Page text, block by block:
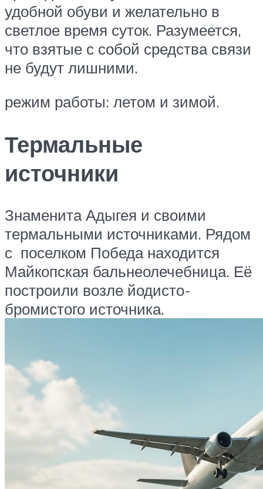
удобной обуви и желательно в
светлое время суток. Разумеется,
что взятые с собой средства связи
не будут лишними.
режим работы: летом и зимой.
Термальные
источники
Знаменита Адыгея и своими
термальными источниками. Рядом
с поселком Победа находится
Майкопская бальнеолечебница. Её
построили возле йодисто-
бромистого источника.